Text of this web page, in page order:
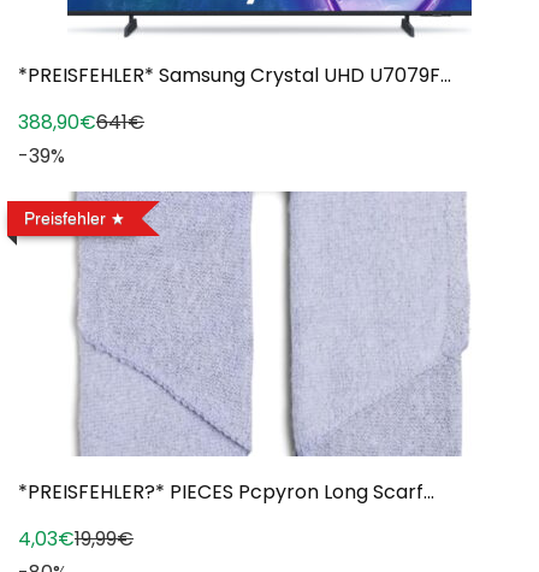
*PREISFEHLER* Samsung Crystal UHD U7079F...
388,90€641€
-39%
Preisfehler
*PREISFEHLER?* PIECES Pcpyron Long Scarf...
4,03€19,99€